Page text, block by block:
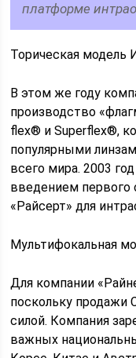
платформе
Торическая модель
В этом же году
производство
flex® и Superflex®,
популярными
всего мира. 2003
введением первого
«Райсерт» для
Мультифокальная
Для компании
поскольку продажи
силой. Компания
важных